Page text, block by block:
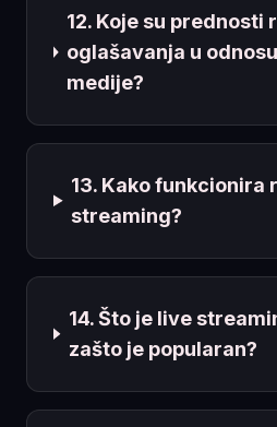
12. Koje su prednosti
oglašavanja u
medije?
13. Kako funkcionira
streaming?
14. Što je live
zašto je popularan?